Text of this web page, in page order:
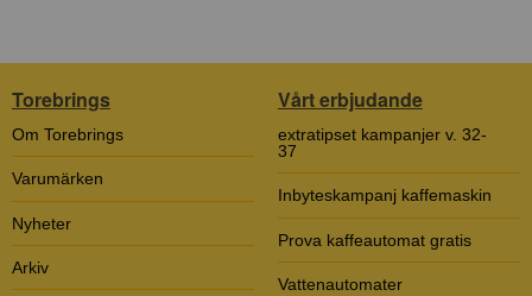
Torebrings
Om Torebrings
Varumärken
Nyheter
Arkiv
Vårt erbjudande
extratipset kampanjer v. 32-
37
Inbyteskampanj kaffemaskin
Prova kaffeautomat gratis
Vattenautomater